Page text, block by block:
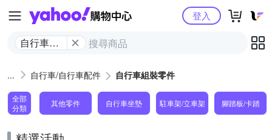
Yahoo購物中心
自行車組
登入
自行車/自行車配件 自行車組裝零件
全部
分類
其他零件 自行車坐墊 駐車架/立車架 腳踏板/卡踏